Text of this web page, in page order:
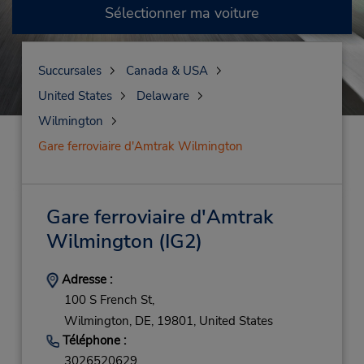
Sélectionner ma voiture
Succursales
Canada & USA
United States
Delaware
Wilmington
Gare ferroviaire d'Amtrak Wilmington
Gare ferroviaire d'Amtrak
Wilmington (IG2)
Adresse :
100 S French St,
Wilmington, DE, 19801, United States
Téléphone :